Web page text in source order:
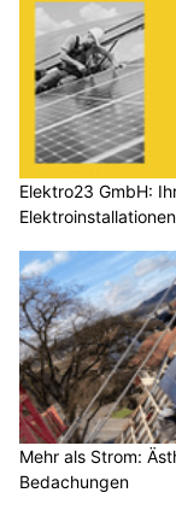
Elektro23 GmbH:
Elektroinstallationen
Mehr als Strom:
Bedachungen